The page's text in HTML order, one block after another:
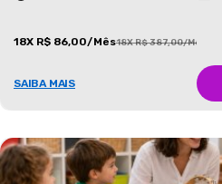
18X R$ 86,00/Mês18X R$ 387,00/Mês
SAIBA MAIS